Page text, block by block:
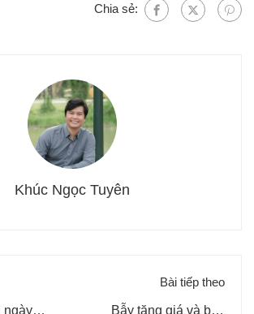
Chia sẻ:
Khúc Ngọc Tuyên
ngày
Bài tiếp theo
Bẫy tăng giá và bẫy